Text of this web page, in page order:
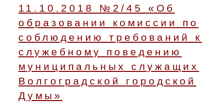
11.10.2018 №2/45 «Об
образовании комиссии по
соблюдению требований к
служебному поведению
муниципальных служащих
Волгоградской городской
Думы»